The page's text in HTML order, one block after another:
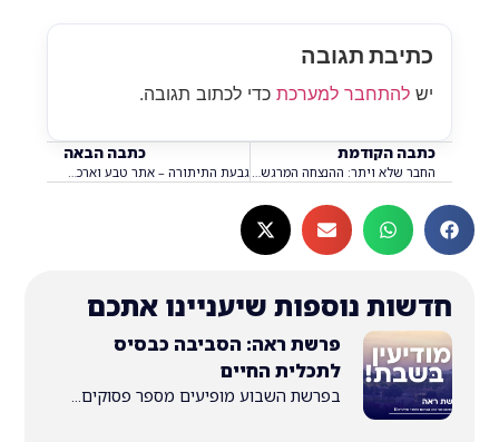
תגובה
למערכתכדי לכתוב תגובה.
הקודמת
החבר שלא ויתר: ההנצחה המרגשת של אורי יעיש הי"ד גבעת התיתורה – אתר טבע וארכיאולוגיה בלב מודיעין
נוספות שיעניינו אתכם
פרשת ראה: הסביבה כבסיס
לתכלית החיים
בפרשת השבוע מופיעים מספר פסוקים...